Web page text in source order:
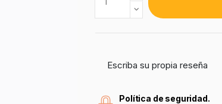
Escriba su propia reseña
Política de seguridad.